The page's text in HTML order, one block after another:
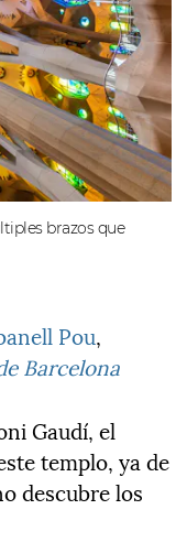
brazos que
Pou,
Barcelona
Gaudí, el
templo, ya de
descubre los